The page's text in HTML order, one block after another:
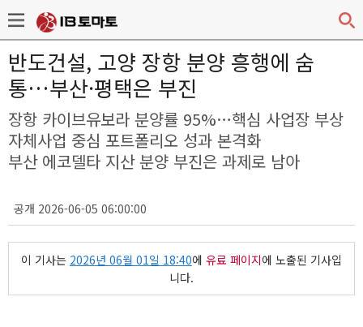
반도건설, 고양 장항 분양 흥행에 숨
통…부산·평택은 부진
장항 카이브유보라 분양률 95%…핵심 사업장 부상
자체사업 중심 포트폴리오 성과 본격화
부산 에코델타 지산 분양 부진은 과제로 남아
공개 2026-06-05 06:00:00
이 기사는 2026년 06월 01일 18:40에 유료 페이지에 노출된 기사입
니다.